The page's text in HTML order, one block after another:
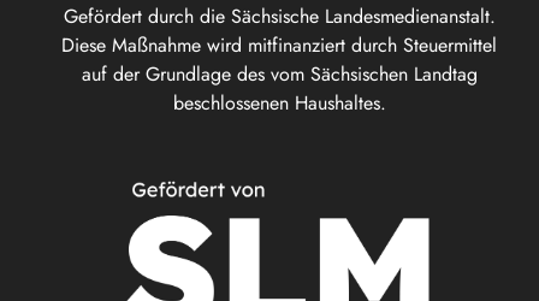
Gefördert durch die Sächsische Landesmedienanstalt.
Diese Maßnahme wird mitfinanziert durch Steuermittel
auf der Grundlage des vom Sächsischen Landtag
beschlossenen Haushaltes.